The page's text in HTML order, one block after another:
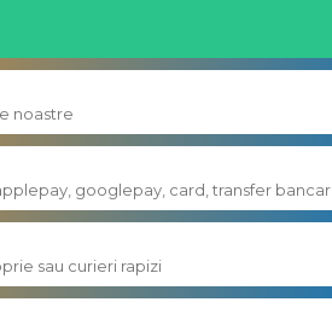
noastre
googlepay, card, transfer bancar
sau curieri rapizi